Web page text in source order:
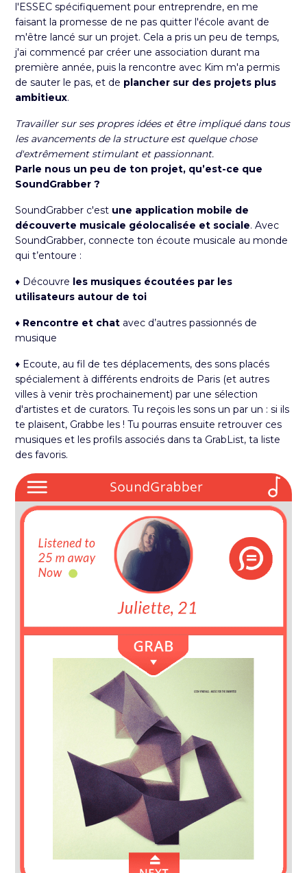
l'ESSEC spécifiquement pour entreprendre, en me
faisant la promesse de ne pas quitter l'école avant de
m'être lancé sur un projet. Cela a pris un peu de temps,
j'ai commencé par créer une association durant ma
première année, puis la rencontre avec Kim m'a permis
de sauter le pas, et de plancher sur des projets plus
ambitieux.
Travailler sur ses propres idées et être impliqué dans tous
les avancements de la structure est quelque chose
d'extrêmement stimulant et passionnant.
Parle nous un peu de ton projet, qu’est-ce que
SoundGrabber ?
SoundGrabber c'est une application mobile de
découverte musicale géolocalisée et sociale. Avec
SoundGrabber, connecte ton écoute musicale au monde
qui t’entoure :
♦ Découvre les musiques écoutées par les
utilisateurs autour de toi
♦ Rencontre et chat avec d’autres passionnés de
musique
♦ Ecoute, au fil de tes déplacements, des sons placés
spécialement à différents endroits de Paris (et autres
villes à venir très prochainement) par une sélection
d'artistes et de curators. Tu reçois les sons un par un : si ils
te plaisent, Grabbe les ! Tu pourras ensuite retrouver ces
musiques et les profils associés dans ta GrabList, ta liste
des favoris.